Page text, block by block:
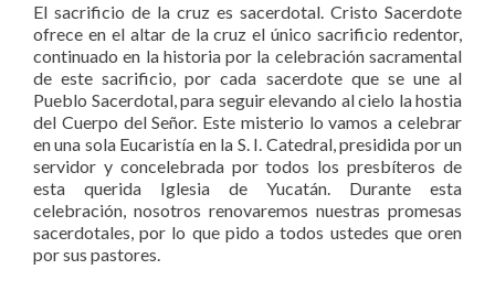
El sacrificio de la cruz es sacerdotal. Cristo Sacerdote
ofrece en el altar de la cruz el único sacrificio redentor,
continuado en la historia por la celebración sacramental
de este sacrificio, por cada sacerdote que se une al
Pueblo Sacerdotal, para seguir elevando al cielo la hostia
del Cuerpo del Señor. Este misterio lo vamos a celebrar
en una sola Eucaristía en la S. I. Catedral, presidida por un
servidor y concelebrada por todos los presbíteros de
esta querida Iglesia de Yucatán. Durante esta
celebración, nosotros renovaremos nuestras promesas
sacerdotales, por lo que pido a todos ustedes que oren
por sus pastores.